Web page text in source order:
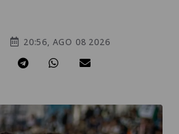
20:56, AGO 08 2026